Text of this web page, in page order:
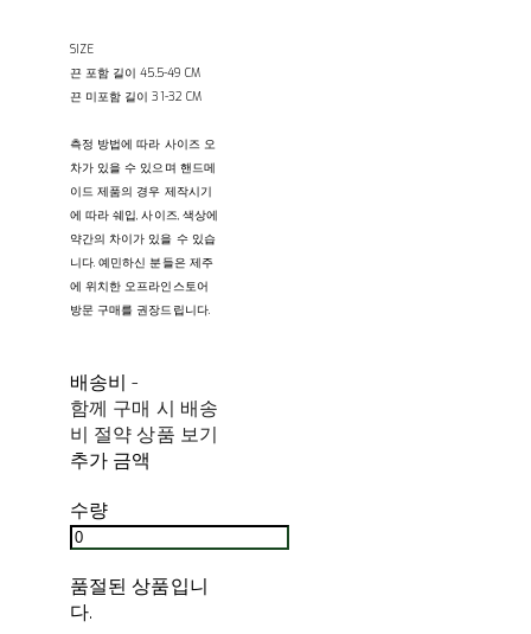
SIZE
끈 포함 길이 45.5-49 CM
끈 미포함 길이 31-32 CM
측정 방법에 따라 사이즈 오
차가 있을 수 있으며 핸드메
이드 제품의 경우 제작시기
에 따라 쉐입, 사이즈, 색상에
약간의 차이가 있을 수 있습
니다. 예민하신 분들은 제주
에 위치한 오프라인스토어
방문 구매를 권장드립니다.
배송비-
함께 구매 시 배송
비 절약 상품 보기
추가 금액
수량
품절된 상품입니
다.